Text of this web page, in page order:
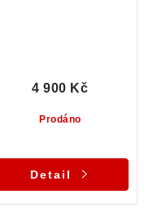
Prodáno
4 900 Kč
Detail